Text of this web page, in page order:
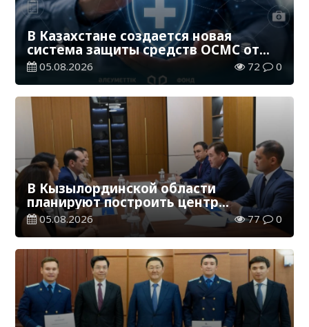
В Казахстане создается новая
система защиты средств ОСМС от
необоснованных выплат
05.08.2026 72 0
В Кызылординской области
планируют построить центр
цифровизации
05.08.2026 77 0